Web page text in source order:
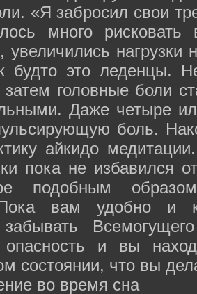
«Я забросил свои
много
увеличились нагрузки
будто это леденцы.
головные боли
Даже четыре
боль.
айкидо
пока не избавился
подобным
Пока вам удобно и
опасность и вы
состоянии, что вы
во время сна